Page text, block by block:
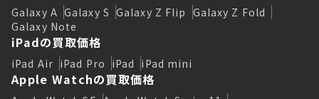
Galaxy A Galaxy S Galaxy Z Flip Galaxy Z Fold
Galaxy Note
iPadの買取価格
iPad Air iPad Pro iPad iPad mini
Apple Watchの買取価格